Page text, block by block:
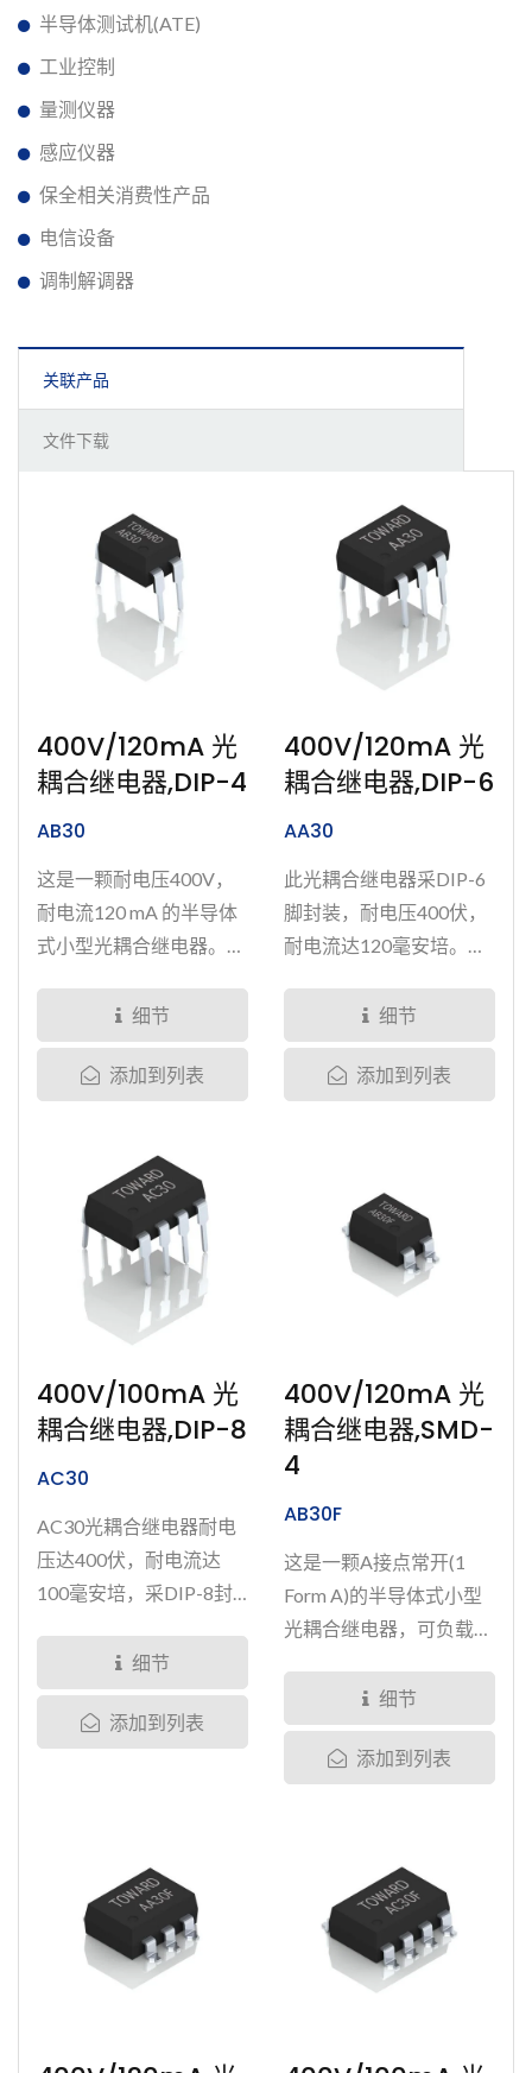
半导体测试机(ATE)
工业控制
量测仪器
感应仪器
保全相关消费性产品
电信设备
调制解调器
关联产品
文件下载
400V/120mA 光
耦合继电器,DIP-4
AB30
这是一颗耐电压400V，
耐电流120 mA 的半导体
式小型光耦合继电器。采
细节
添加到列表
400V/120mA 光
耦合继电器,DIP-6
AA30
此光耦合继电器采DIP-6
脚封装，耐电压400伏，
耐电流达120毫安培。拥
制、高绝缘性、和开关速
度快(小于0.05ms)...
细节
添加到列表
400V/100mA 光
耦合继电器,DIP-8
AC30
AC30光耦合继电器耐电
压达400伏，耐电流达
100毫安培，采DIP-8封
压可达5000Vrms。 光耦
合继电器内部原理使用
LED驱动MOSFET进行开
细节
添加到列表
400V/120mA 光
耦合继电器,SMD-
4
AB30F
这是一颗A接点常开(1
Form A)的半导体式小型
光耦合继电器，可负载
电流，采SMD-4的封装
形式。 此继电器尺寸微
小，可负载高电压，使用
合继电器内部设计使用
LED驱动MOSFET进行开
关，避免接点碳化造成寿
命表现不佳问题)，开关
时间短(小于0.05ms)。
理系统(BMS)...
细节
添加到列表